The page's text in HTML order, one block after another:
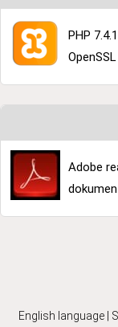
PHP
Adobe
English language